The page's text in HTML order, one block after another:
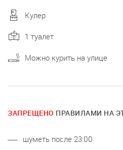
Кулер
1 туалет
Можно курить на улице
ЗАПРЕЩЕНО ПРАВИЛАМИ НА
шуметь после 23:00